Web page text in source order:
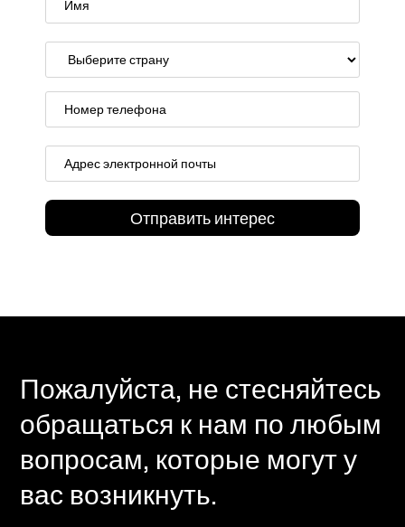
Пожалуйста, не стесняйтесь
обращаться к нам по любым
вопросам, которые могут у
вас возникнуть.